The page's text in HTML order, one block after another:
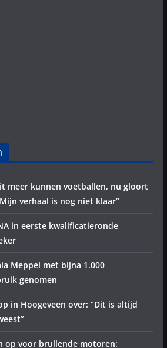
meer kunnen voetballen, nu gloort
verhaal is nog niet klaar”
in eerste kwalificatieronde
Meppel met bijna 1.000
genomen
in Hoogeveen over: “Dit is altijd
op voor brullende motoren: